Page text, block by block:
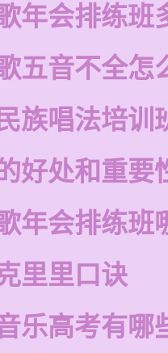
年会排练班
五音不全怎
族唱法培训
好处和重要
年会排练班
里里口诀
乐高考有哪